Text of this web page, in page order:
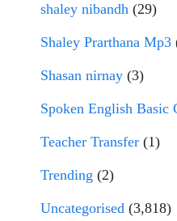
shaley nibandh (29)
Shaley Prarthana Mp3
Shasan nirnay (3)
Spoken English Basic
Teacher Transfer (1)
Trending (2)
Uncategorised (3,818)